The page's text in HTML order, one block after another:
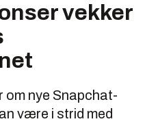
vekker
om nye Snapchat-
være i strid med